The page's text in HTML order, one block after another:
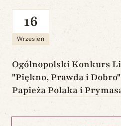
16
Wrzesień
Ogólnopolski Konkurs
"Piękno, Prawda i
Papieża Polaka i